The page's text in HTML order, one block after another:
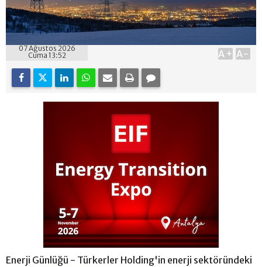
07 Ağustos 2026
Cuma 13:52
A+ A-
Enerji Günlüğü - Türkerler Holding'in enerji sektöründeki